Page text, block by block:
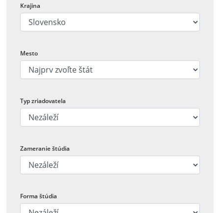
Krajina
Mesto
Typ zriadovatela
Zameranie štúdia
Forma štúdia